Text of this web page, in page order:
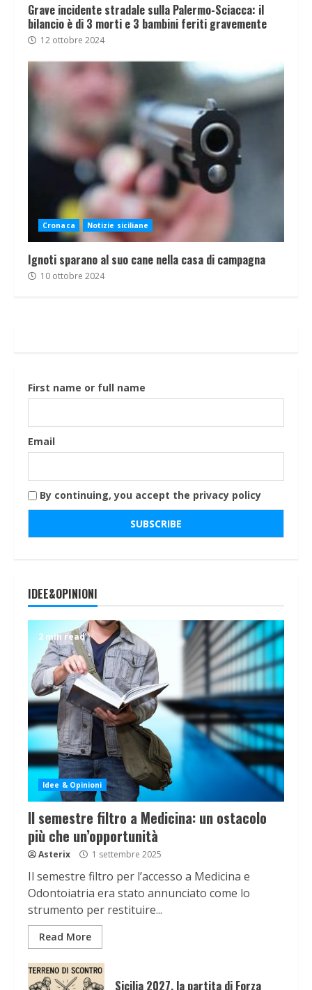
Grave incidente stradale sulla Palermo-Sciacca: il
bilancio è di 3 morti e 3 bambini feriti gravemente
12 ottobre 2024
Cronaca Notizie siciliane
Ignoti sparano al suo cane nella casa di campagna
10 ottobre 2024
First name or full name
Email
By continuing, you accept the privacy policy
IDEE&OPINIONI
2 min read
Idee & Opinioni
Il semestre filtro a Medicina: un ostacolo
più che un’opportunità
Asterix 1 settembre 2025
Il semestre filtro per l’accesso a Medicina e
Odontoiatria era stato annunciato come lo
strumento per restituire...
Read More
Sicilia 2027, la partita di Forza